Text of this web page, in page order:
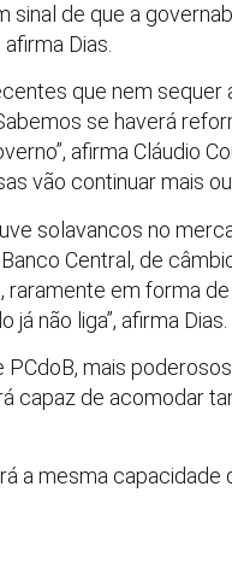
sinal de que a
Dias.
que nem sequer
se haverá
afirma Cláudio
vão continuar mais
solavancos no
Central, de
em forma
não liga”, afirma Dias.
mais
capaz de acomodar
a mesma capacidade